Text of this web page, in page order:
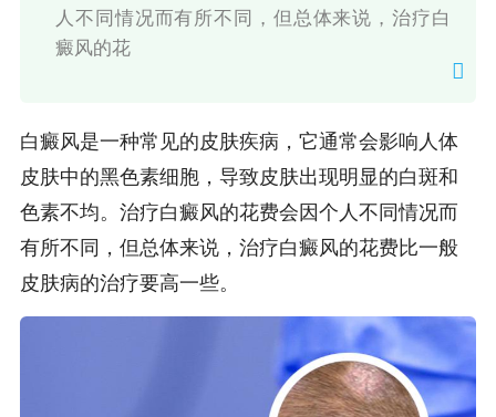
人不同情况而有所不同，但总体来说，治疗白
癜风的花
白癜风是一种常见的皮肤疾病，它通常会影响人体
皮肤中的黑色素细胞，导致皮肤出现明显的白斑和
色素不均。治疗白癜风的花费会因个人不同情况而
有所不同，但总体来说，治疗白癜风的花费比一般
皮肤病的治疗要高一些。